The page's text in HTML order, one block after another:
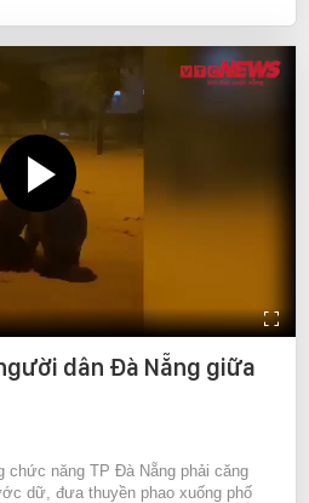
dân Đà Nẵng giữa
năng TP Đà Nẵng phải căng
dữ, đưa thuyền phao xuống phố